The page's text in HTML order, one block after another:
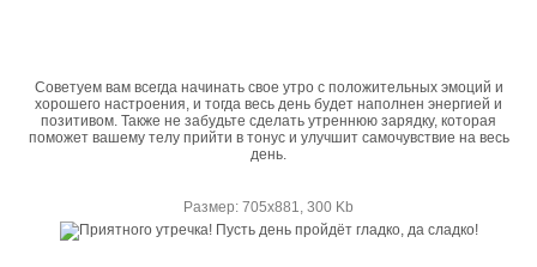
Советуем вам всегда начинать свое утро с положительных эмоций и
хорошего настроения, и тогда весь день будет наполнен энергией и
позитивом. Также не забудьте сделать утреннюю зарядку, которая
поможет вашему телу прийти в тонус и улучшит самочувствие на весь
день.
Размер: 705х881, 300 Kb